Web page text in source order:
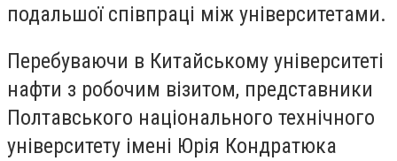
подальшої співпраці між університетами.
Перебуваючи в Китайському університеті
нафти з робочим візитом, представники
Полтавського національного технічного
університету імені Юрія Кондратюка